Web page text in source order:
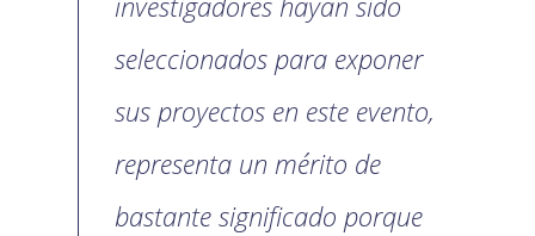
seleccionados para exponer
sus proyectos en este evento,
representa un mérito de
bastante significado porque